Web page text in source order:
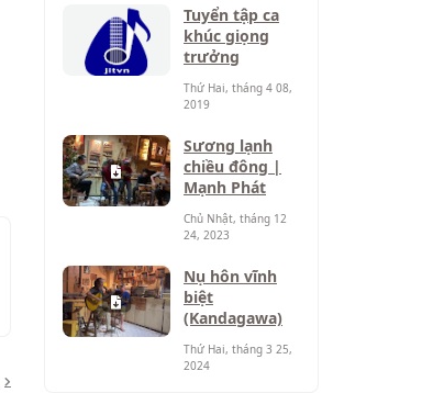
Tuyển tập ca
khúc giọng
trưởng
Thứ Hai, tháng 4 08,
2019
Sương lạnh
chiều đông |
Mạnh Phát
Chủ Nhật, tháng 12
24, 2023
Nụ hôn vĩnh
biệt
(Kandagawa)
Thứ Hai, tháng 3 25,
2024